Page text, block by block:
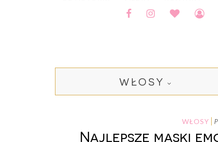
WŁOSY
WŁOSY
Najlepsze maski